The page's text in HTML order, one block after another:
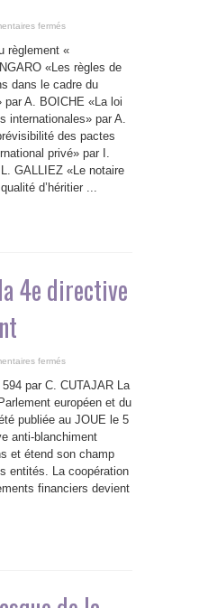
fermés
internationales»
AJ
Famille
2015
règlement «
«Les règles de
dans le cadre du
A. BOICHE «La loi
internationales» par A.
des pactes
privé» par I.
GALLIEZ «Le notaire
d’héritier ...
4e directive
fermés
de
la
4e
directive
anti-
par C. CUTAJAR La
européen et du
publiée au JOUE le 5
anti-blanchiment
et étend son champ
entités. La coopération
financiers devient